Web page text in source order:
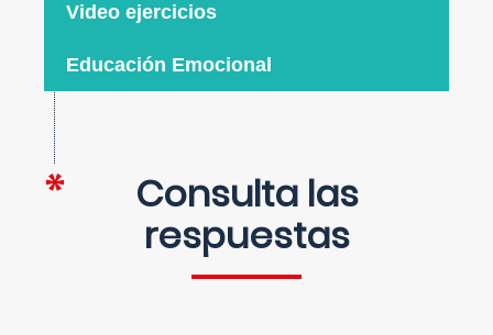
Video ejercicios
Educación Emocional
Consulta las
respuestas